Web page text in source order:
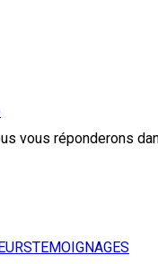
TEMOIGNAGES
vous réponderons